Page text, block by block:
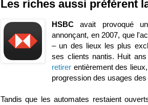
Les riches aussi préfèrent
HSBC avait provoqué
annonçant, en 2007, que
– un des lieux les plus
ses clients nantis. Huit
retirer entièrement des
progression des usages
Tandis que les automates restaient